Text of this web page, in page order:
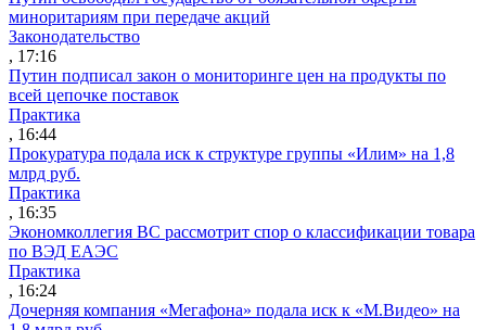
миноритариям при передаче акций
Законодательство
, 17:16
Путин подписал закон о мониторинге цен на продукты по
всей цепочке поставок
Практика
, 16:44
Прокуратура подала иск к структуре группы «Илим» на 1,8
млрд руб.
Практика
, 16:35
Экономколлегия ВС рассмотрит спор о классификации товара
по ВЭД ЕАЭС
Практика
, 16:24
Дочерняя компания «Мегафона» подала иск к «М.Видео» на